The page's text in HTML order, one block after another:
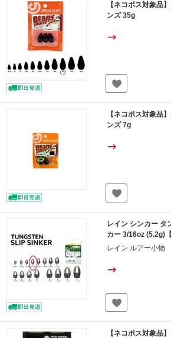
【ネコポス対象品
ンズ 35g
【ネコポス対象品
ンズ 7g
レイン シンカー タ
カー 3/16oz (5.2g)
レイン ルアー小物
【ネコポス対象品